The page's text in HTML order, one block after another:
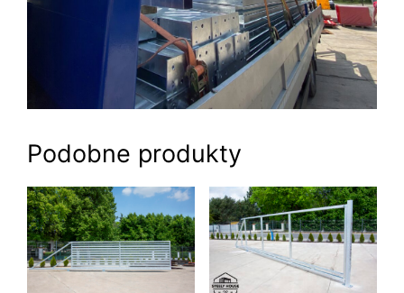
Podobne produkty